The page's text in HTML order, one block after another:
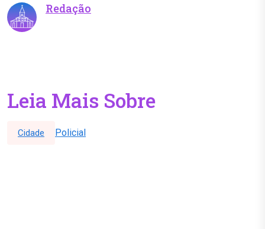
Redação
Leia Mais Sobre
Cidade Policial